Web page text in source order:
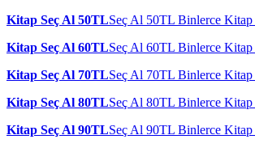
Kitap Seç Al 50TLSeç Al 50TL Binlerce Kitap
Kitap Seç Al 60TLSeç Al 60TL Binlerce Kitap
Kitap Seç Al 70TLSeç Al 70TL Binlerce Kitap
Kitap Seç Al 80TLSeç Al 80TL Binlerce Kitap
Kitap Seç Al 90TLSeç Al 90TL Binlerce Kitap